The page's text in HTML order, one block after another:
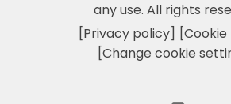
any use. All rights
[Privacy policy]
[Change cookie